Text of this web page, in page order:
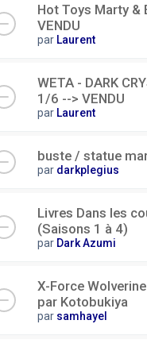
Hot Toys Marty &
VENDU
par Laurent
WETA - DARK
1/6 --> VENDU
par Laurent
buste / statue
par darkplegius
Livres Dans les
(Saisons 1 à 4)
par Dark Azumi
X-Force
par Kotobukiya
par samhayel